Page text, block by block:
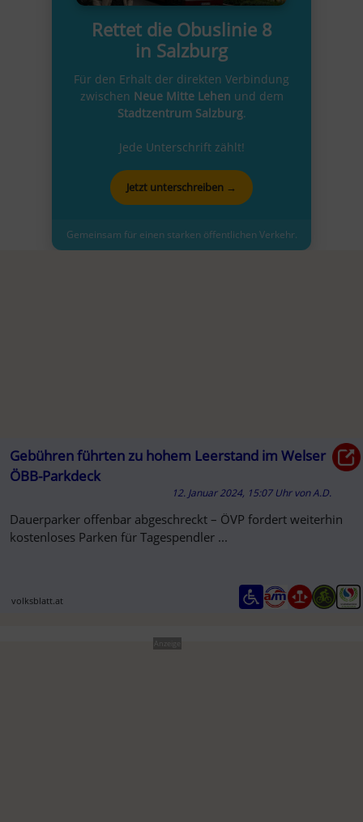
Rettet die Obuslinie 8
in Salzburg
Für den Erhalt der direkten Verbindung
zwischen Neue Mitte Lehen und dem
Stadtzentrum Salzburg.
Jede Unterschrift zählt!
Jetzt unterschreiben →
Gemeinsam für einen starken öffentlichen Verkehr.
Gebühren führten zu hohem Leerstand im Welser
ÖBB-Parkdeck
12. Januar 2024, 15:07 Uhr vonA.D.
Dauerparker offenbar abgeschreckt – ÖVP fordert weiterhin
kostenloses Parken für Tagespendler ...
volksblatt.at
Anzeige